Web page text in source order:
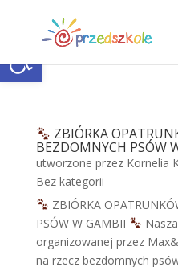
Open toolbar
ZBIÓRKA
BEZDOMNYCH PSÓW
utworzone przez Kornelia
Bez kategorii
ZBIÓRKA
PSÓW W GAMBII
organizowanej przez
na rzecz bezdomnych